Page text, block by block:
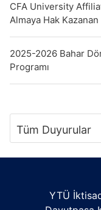
CFA University
Almaya Hak
2025-2026 Bahar
Programı
Tüm Duyurular
YTÜ